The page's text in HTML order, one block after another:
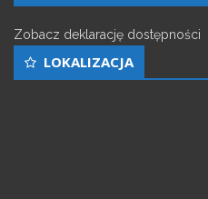
Zobacz deklarację dostępności
LOKALIZACJA